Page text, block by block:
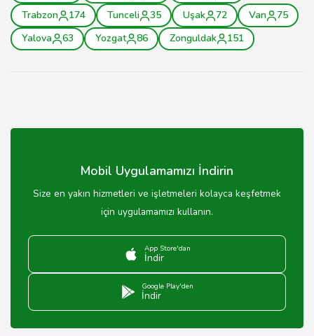
Trabzon
174 Tunceli 35 Uşak 72 Van
75
Yalova
63 Yozgat 86 Zonguldak 151
Mobil Uygulamamızı İndirin
Size en yakın hizmetleri ve işletmeleri kolayca keşfetmek
için uygulamamızı kullanın.
App Store'dan
İndir
Google Play'den
İndir